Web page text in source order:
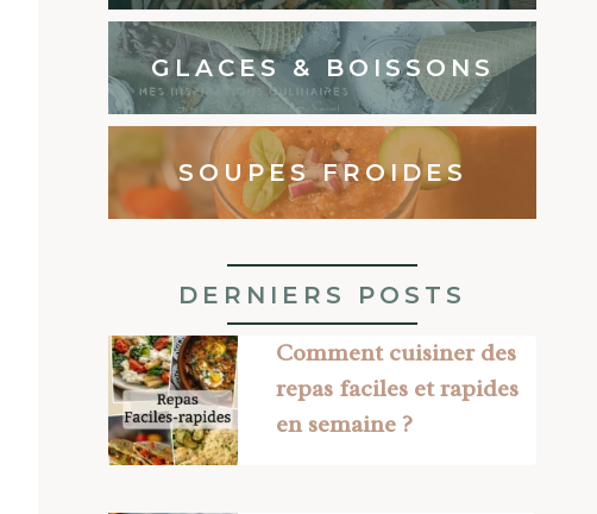
GLACES & BOISSONS
SOUPES FROIDES
DERNIERS POSTS
Comment cuisiner des
repas faciles et rapides
en semaine ?